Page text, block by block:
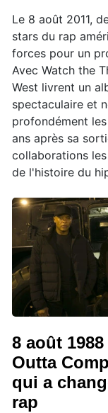
Le 8 août 2011,
stars du rap
forces pour un
Avec Watch the
West livrent un
spectaculaire et
profondément
ans après sa
collaborations
de l'histoire du
8 août
Outta
qui a
rap